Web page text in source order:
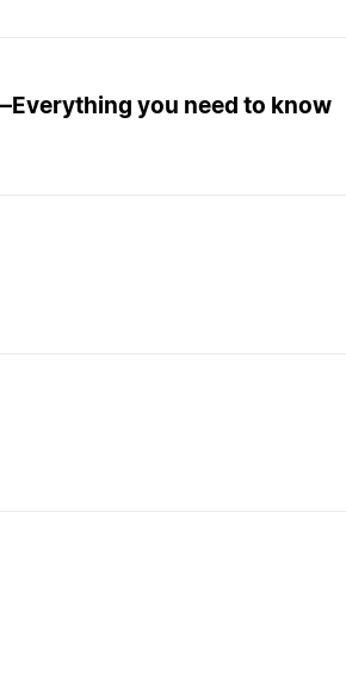
you need to know